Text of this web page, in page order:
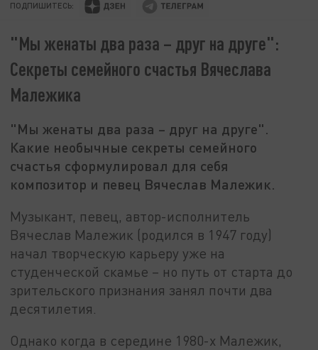
ПОДПИШИТЕСЬ:
"Мы женаты два раза – друг на друге":
Секреты семейного счастья Вячеслава
Малежика
"Мы женаты два раза – друг на друге".
Какие необычные секреты семейного
счастья сформулировал для себя
композитор и певец Вячеслав Малежик.
Музыкант, певец, автор-исполнитель
Вячеслав Малежик (родился в 1947 году)
начал творческую карьеру уже на
студенческой скамье – но путь от старта до
зрительского признания занял почти два
десятилетия.
Однако когда в середине 1980-х Малежик,